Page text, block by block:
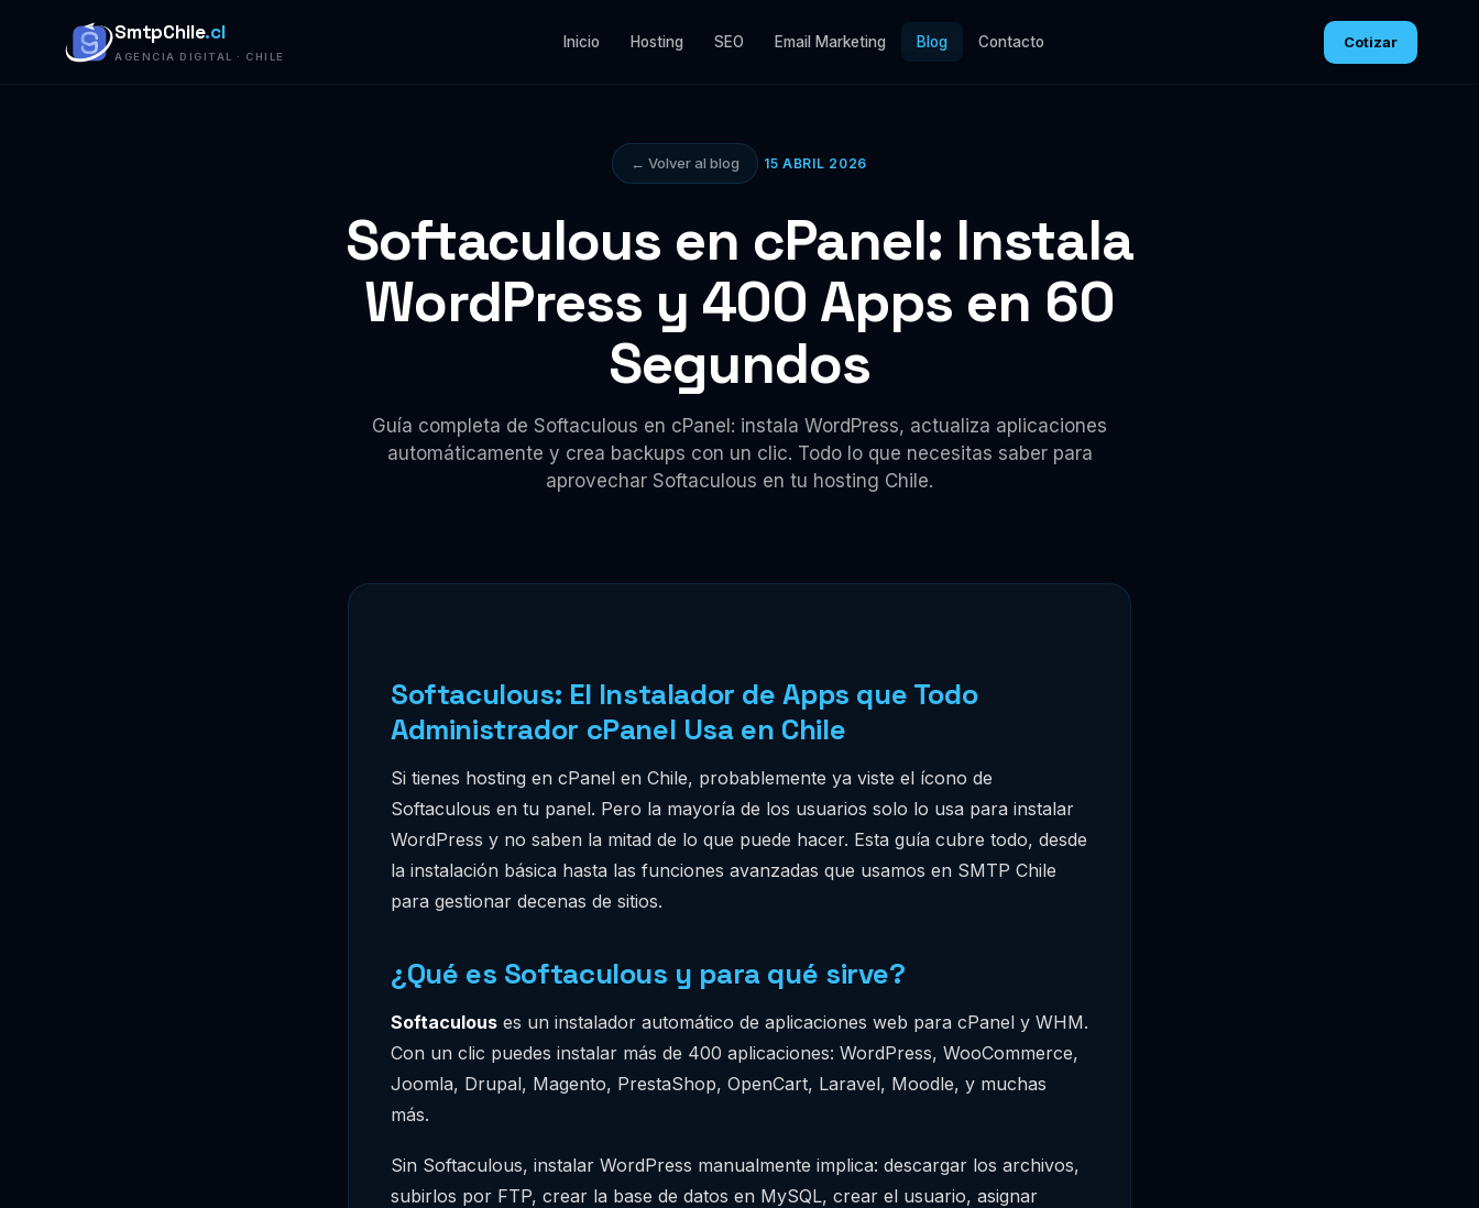
SmtpChile.cl
AGENCIA DIGITAL · CHILE
Inicio Hosting SEO Email Marketing Blog Contacto Cotizar
← Volver al blog 15 ABRIL 2026
Softaculous en cPanel: Instala
WordPress y 400 Apps en 60
Segundos
Guía completa de Softaculous en cPanel: instala WordPress, actualiza aplicaciones
automáticamente y crea backups con un clic. Todo lo que necesitas saber para
aprovechar Softaculous en tu hosting Chile.
Softaculous: El Instalador de Apps que Todo
Administrador cPanel Usa en Chile
Si tienes hosting en cPanel en Chile, probablemente ya viste el ícono de
Softaculous en tu panel. Pero la mayoría de los usuarios solo lo usa para instalar
WordPress y no saben la mitad de lo que puede hacer. Esta guía cubre todo, desde
la instalación básica hasta las funciones avanzadas que usamos en SMTP Chile
para gestionar decenas de sitios.
¿Qué es Softaculous y para qué sirve?
Softaculous es un instalador automático de aplicaciones web para cPanel y WHM.
Con un clic puedes instalar más de 400 aplicaciones: WordPress, WooCommerce,
Joomla, Drupal, Magento, PrestaShop, OpenCart, Laravel, Moodle, y muchas
más.
Sin Softaculous, instalar WordPress manualmente implica: descargar los archivos,
subirlos por FTP, crear la base de datos en MySQL, crear el usuario, asignar